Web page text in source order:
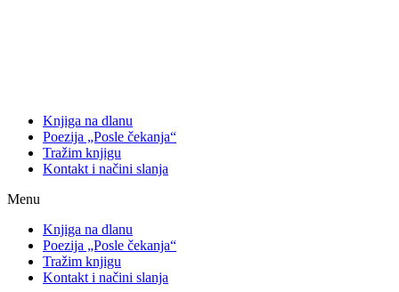
Knjiga na dlanu
Poezija „Posle čekanja“
Tražim knjigu
Kontakt i načini slanja
Menu
Knjiga na dlanu
Poezija „Posle čekanja“
Tražim knjigu
Kontakt i načini slanja